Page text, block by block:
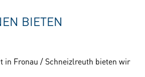
BIETEN
in Fronau / Schneizlreuth bieten wir